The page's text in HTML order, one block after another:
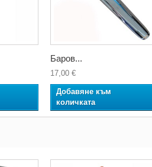
Баров...
17,00 €
Добавяне към
количката